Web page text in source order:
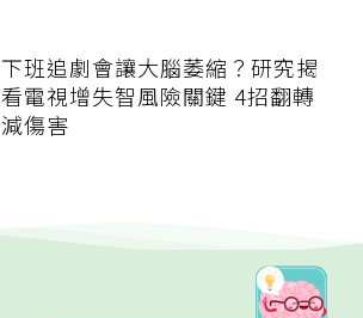
下班追劇會讓大腦萎縮？研究揭
看電視增失智風險關鍵 4招翻轉
減傷害